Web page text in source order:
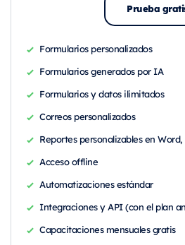
Prueba
Formularios personalizados
Formularios generados por IA
Formularios y datos ilimitados
Correos personalizados
Reportes personalizables en Word,
Acceso offline
Automatizaciones estándar
Integraciones y API (con el plan
Capacitaciones mensuales gratis